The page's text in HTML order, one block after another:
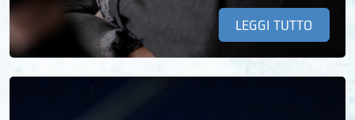
LEGGI TUTTO